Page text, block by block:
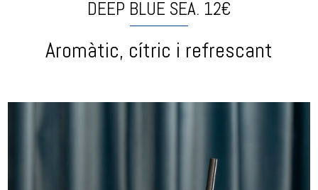
DEEP BLUE SEA. 12€
Aromàtic, cítric i refrescant